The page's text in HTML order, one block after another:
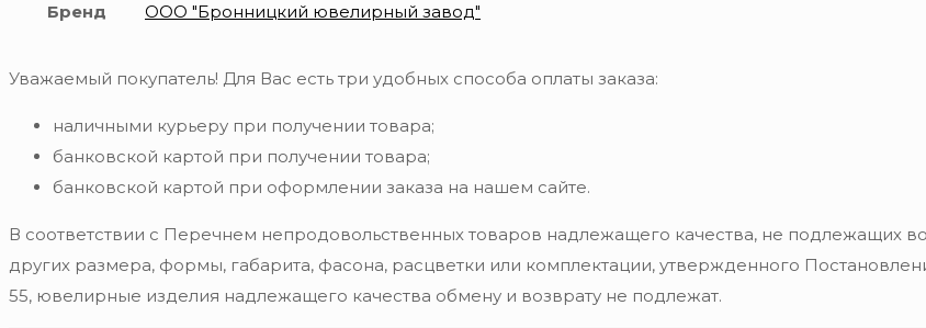
Бренд ООО "Бронницкий ювелирный завод"
Уважаемый покупатель! Для Вас есть три удобных способа оплаты заказа:
наличными курьеру при получении товара;
банковской картой при получении товара;
банковской картой при оформлении заказа на нашем сайте.
В соответствии с Перечнем непродовольственных товаров надлежащего качества, не подлежащих
других размера, формы, габарита, фасона, расцветки или комплектации, утвержденного
55, ювелирные изделия надлежащего качества обмену и возврату не подлежат.